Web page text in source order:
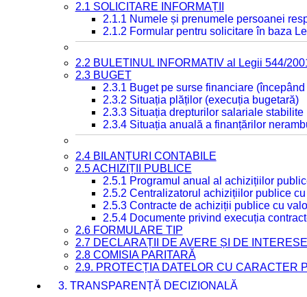
2.1 SOLICITARE INFORMAȚII
2.1.1 Numele și prenumele persoanei
2.1.2 Formular pentru solicitare în baza
2.2 BULETINUL INFORMATIV al Legii 544/
2.3 BUGET
2.3.1 Buget pe surse financiare
2.3.2 Situația plăților (execuția bugetară)
2.3.3 Situația drepturilor salariale
2.3.4 Situația anuală a finanțărilor
2.4 BILANȚURI CONTABILE
2.5 ACHIZIȚII PUBLICE
2.5.1 Programul anual al achizițiilor
2.5.2 Centralizatorul achizițiilor publice
2.5.3 Contracte de achiziții publice cu
2.5.4 Documente privind execuția
2.6 FORMULARE TIP
2.7 DECLARAȚII DE AVERE ȘI DE INTERESE
2.8 COMISIA PARITARĂ
2.9. PROTECȚIA DATELOR CU CARACTER
3. TRANSPARENȚĂ DECIZIONALĂ